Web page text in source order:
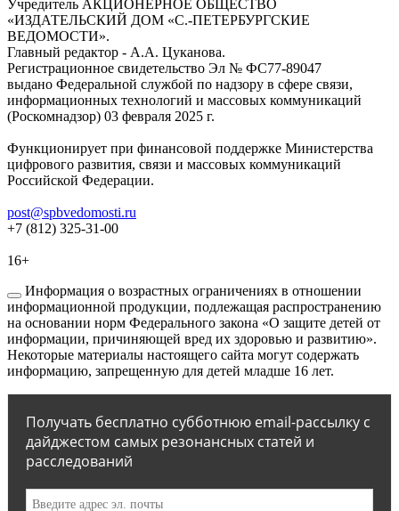
Учредитель АКЦИОНЕРНОЕ ОБЩЕСТВО
«ИЗДАТЕЛЬСКИЙ ДОМ «С.-ПЕТЕРБУРГСКИЕ
ВЕДОМОСТИ».
Главный редактор - А.А. Цуканова.
Регистрационное свидетельство Эл № ФС77-89047
выдано Федеральной службой по надзору в сфере связи,
информационных технологий и массовых коммуникаций
(Роскомнадзор) 03 февраля 2025 г.
Функционирует при финансовой поддержке Министерства
цифрового развития, связи и массовых коммуникаций
Российской Федерации.
post@spbvedomosti.ru
+7 (812) 325-31-00
16+
Информация о возрастных ограничениях в отношении
информационной продукции, подлежащая распространению
на основании норм Федерального закона «О защите детей от
информации, причиняющей вред их здоровью и развитию».
Некоторые материалы настоящего сайта могут содержать
информацию, запрещенную для детей младше 16 лет.
Получать бесплатно субботнюю email-рассылку с
дайджестом самых резонансных статей и
расследований